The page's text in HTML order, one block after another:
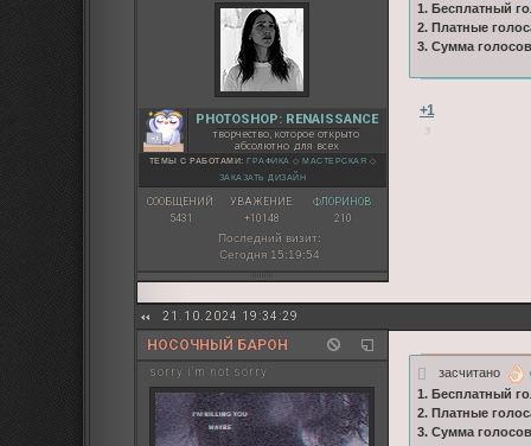
PHOTOSHOP: RENAISSANCE
творчество, которое открыто
абсолютно для всех
ТЕМЫ С РАБОТАМИ:ГРАФИКА ◇МАСТЕРСКАЯ ◇
ЗАКАЗАТЬ ДИЗАЙН
СООБЩЕНИЙ:
5431
УВАЖЕНИЕ:
+10148
ФЛОРИНОВ:
210
Последний визит:
Сегодня 15:19:54
1. Бесплатный
2. Платные
3. Сумма
+1
21.10.2024 19:34:29
НОСОЧНЫЙ БАРОН
sorry i'm not sorry засчитано
1. Бесплатный
2. Платные
3. Сумма